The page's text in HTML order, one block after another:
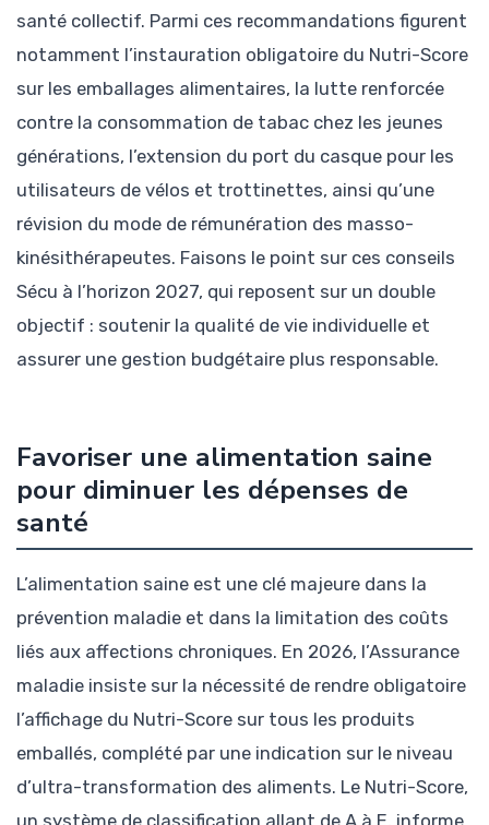
santé collectif. Parmi ces recommandations figurent
notamment l’instauration obligatoire du Nutri-Score
sur les emballages alimentaires, la lutte renforcée
contre la consommation de tabac chez les jeunes
générations, l’extension du port du casque pour les
utilisateurs de vélos et trottinettes, ainsi qu’une
révision du mode de rémunération des masso-
kinésithérapeutes. Faisons le point sur ces conseils
Sécu à l’horizon 2027, qui reposent sur un double
objectif : soutenir la qualité de vie individuelle et
assurer une gestion budgétaire plus responsable.
Favoriser une alimentation saine
pour diminuer les dépenses de
santé
L’alimentation saine est une clé majeure dans la
prévention maladie et dans la limitation des coûts
liés aux affections chroniques. En 2026, l’Assurance
maladie insiste sur la nécessité de rendre obligatoire
l’affichage du Nutri-Score sur tous les produits
emballés, complété par une indication sur le niveau
d’ultra-transformation des aliments. Le Nutri-Score,
un système de classification allant de A à E, informe